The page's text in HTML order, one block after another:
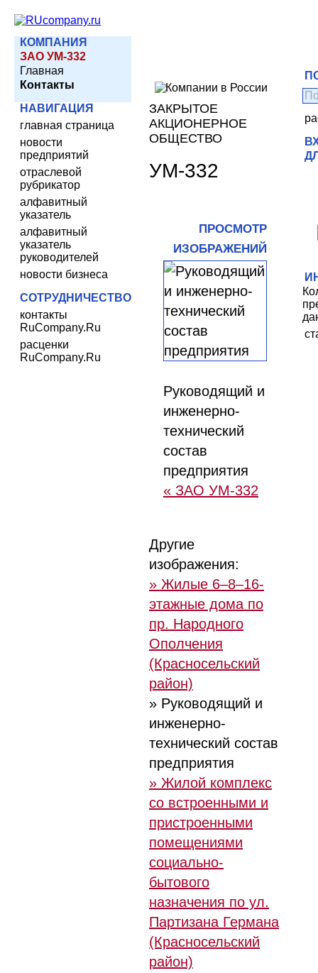
КОМПАНИЯ
ЗАО УМ-332
Главная
Контакты
НАВИГАЦИЯ
главная страница
новости
предприятий
отраслевой
рубрикатор
алфавитный
указатель
алфавитный
указатель
руководителей
новости бизнеса
СОТРУДНИЧЕСТВО
контакты
RuCompany.Ru
расценки
RuCompany.Ru
ЗАКРЫТОЕ
АКЦИОНЕРНОЕ
ОБЩЕСТВО
УМ-332
ПРОСМОТР
ИЗОБРАЖЕНИЙ
Руководящий и
инженерно-
технический
состав
предприятия
« ЗАО УМ-332
Другие
изображения:
» Жилые 6–8–16-
этажные дома по
пр. Народного
Ополчения
(Красносельский
район)
» Руководящий и
инженерно-
технический состав
предприятия
» Жилой комплекс
со встроенными и
пристроенными
помещениями
социально-
бытового
назначения по ул.
Партизана Германа
(Красносельский
район)